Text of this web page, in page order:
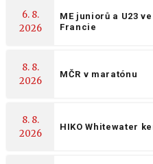
6. 8.
2026
ME juniorů a U23
Francie
8. 8.
2026
MČR v maratónu
8. 8.
2026
HIKO Whitewater